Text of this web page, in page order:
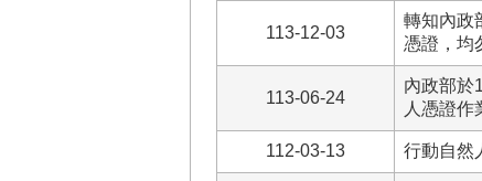
113-12-03
轉知內政
憑證，均
113-06-24
內政部於
人憑證作
112-03-13 行動自然